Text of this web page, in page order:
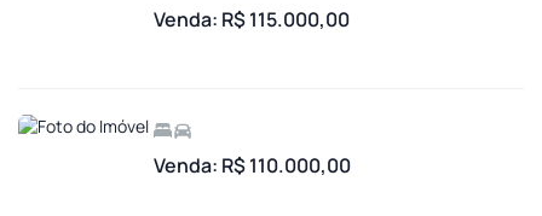
Venda: R$ 115.000,00
Venda: R$ 110.000,00